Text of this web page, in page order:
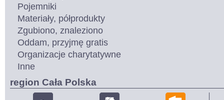
Pojemniki
Materiały, półprodukty
Zgubiono, znaleziono
Oddam, przyjmę gratis
Organizacje charytatywne
Inne
region Cała Polska